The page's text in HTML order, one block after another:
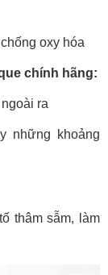
oxy hóa
chính hãng:
ra
những khoảng
thâm sẫm, làm